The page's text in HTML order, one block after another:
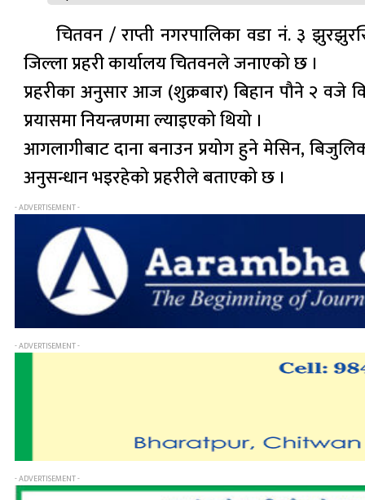
चितवन / राप्ती नगरपालिका वडा नं. ३
जिल्ला प्रहरी कार्यालय चितवनले जनाएको छ ।
प्रहरीका अनुसार आज (शुक्रबार) बिहान पौने २ वजे
प्रयासमा नियन्त्रणमा ल्याइएको थियो ।
आगलागीबाट दाना बनाउन प्रयोग हुने मेसिन,
अनुसन्धान भइरहेको प्रहरीले बताएको छ ।
- ADVERTISEMENT -
- ADVERTISEMENT -
- ADVERTISEMENT -